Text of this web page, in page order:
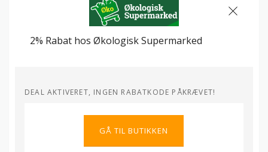
2% Rabat hos Økologisk Supermarked
DEAL AKTIVERET, INGEN RABATKODE PÅKRÆVET!
GÅ TIL BUTIKKEN